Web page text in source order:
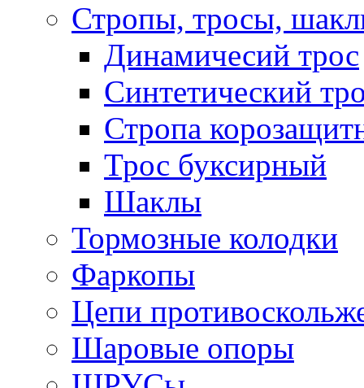
Стропы, тросы,
Динамичесий трос
Синтетический
Стропа
Трос буксирный
Шаклы
Тормозные колодки
Фаркопы
Цепи
Шаровые опоры